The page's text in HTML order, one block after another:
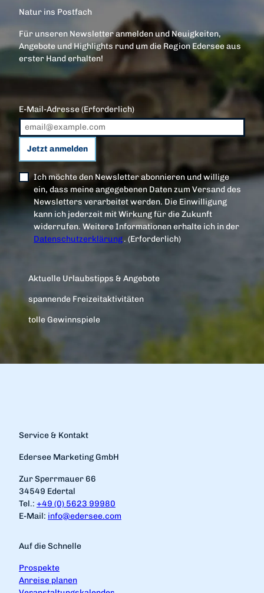
Natur ins Postfach
Für unseren Newsletter anmelden und Neuigkeiten,
Angebote und Highlights rund um die Region Edersee aus
erster Hand erhalten!
E-Mail-Adresse(Erforderlich)
Jetzt anmelden
Ich möchte den Newsletter abonnieren und willige
ein, dass meine angegebenen Daten zum Versand des
Newsletters verarbeitet werden. Die Einwilligung
kann ich jederzeit mit Wirkung für die Zukunft
widerrufen. Weitere Informationen erhalte ich in der
Datenschutzerklärung.(Erforderlich)
Aktuelle Urlaubstipps & Angebote
spannende Freizeitaktivitäten
tolle Gewinnspiele
Service & Kontakt
Edersee Marketing GmbH
Zur Sperrmauer 66
34549 Edertal
Tel.: +49 (0) 5623 99980
E-Mail: info@edersee.com
Auf die Schnelle
Prospekte
Anreise planen